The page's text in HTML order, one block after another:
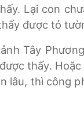
Lại con
được tỏ
Tây
thấy.
lâu, thì công